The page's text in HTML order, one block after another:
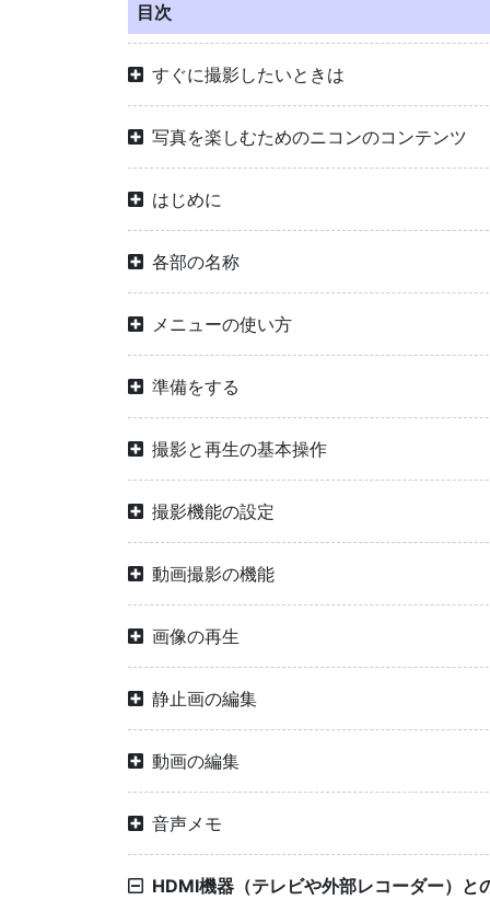
目次
すぐに撮影したいときは
写真を楽しむためのニコンのコンテンツ
はじめに
各部の名称
メニューの使い方
準備をする
撮影と再生の基本操作
撮影機能の設定
動画撮影の機能
画像の再生
静止画の編集
動画の編集
音声メモ
HDMI機器（テレビや外部レコーダー）と